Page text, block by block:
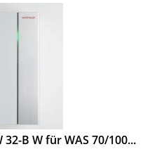
B W für WAS 70/100...